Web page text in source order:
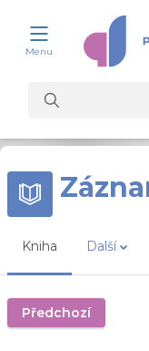
Menu
Vyhledat kurzy
Kniha Další
Předchozí